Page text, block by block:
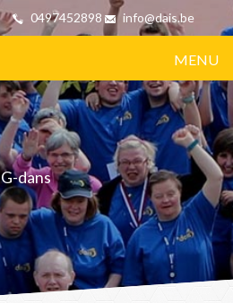
0497452898 info@dais.be
MENU
G-dans